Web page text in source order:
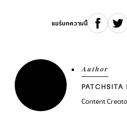
แชร์บทความนี้
Author
PATCHSITA
Content